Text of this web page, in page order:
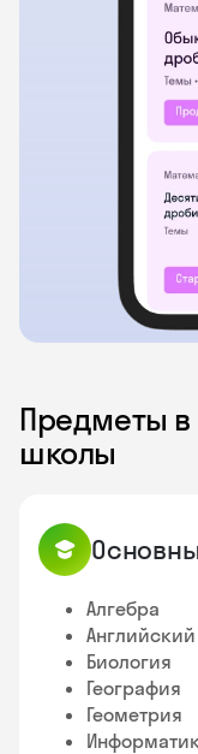
Предметы в
школы
Алгебра
Биология
География
Геометрия